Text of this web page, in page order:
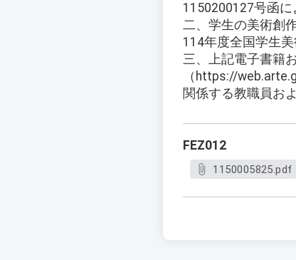
1150200127号函に
二、学生の美術創
114年度全国学生
三、上記電子書籍
（https://
関係する教職員お
FEZ012
1150005825.pdf